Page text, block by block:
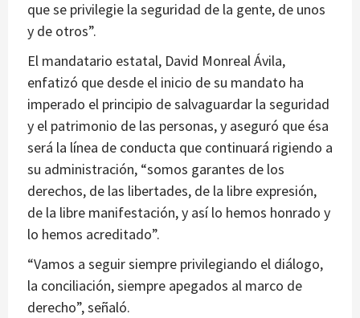
que se privilegie la seguridad de la gente, de unos
y de otros”.
El mandatario estatal, David Monreal Ávila,
enfatizó que desde el inicio de su mandato ha
imperado el principio de salvaguardar la seguridad
y el patrimonio de las personas, y aseguró que ésa
será la línea de conducta que continuará rigiendo a
su administración, “somos garantes de los
derechos, de las libertades, de la libre expresión,
de la libre manifestación, y así lo hemos honrado y
lo hemos acreditado”.
“Vamos a seguir siempre privilegiando el diálogo,
la conciliación, siempre apegados al marco de
derecho”, señaló.